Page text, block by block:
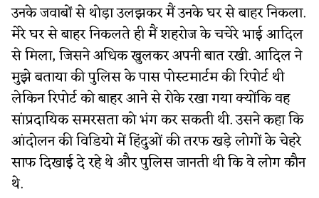
उनके जवाबों से थोड़ा उलझकर मैं उनके घर से बाहर निकला.
मेरे घर से बाहर निकलते ही मैं शहरोज के चचेरे भाई आदिल
से मिला, जिसने अधिक खुलकर अपनी बात रखी. आदिल ने
मुझे बताया की पुलिस के पास पोस्टमार्टम की रिपोर्ट थी
लेकिन रिपोर्ट को बाहर आने से रोके रखा गया क्योंकि वह
सांप्रदायिक समरसता को भंग कर सकती थी. उसने कहा कि
आंदोलन की विडियो में हिंदुओं की तरफ खड़े लोगों के चेहरे
साफ दिखाई दे रहे थे और पुलिस जानती थी कि वे लोग कौन
थे.